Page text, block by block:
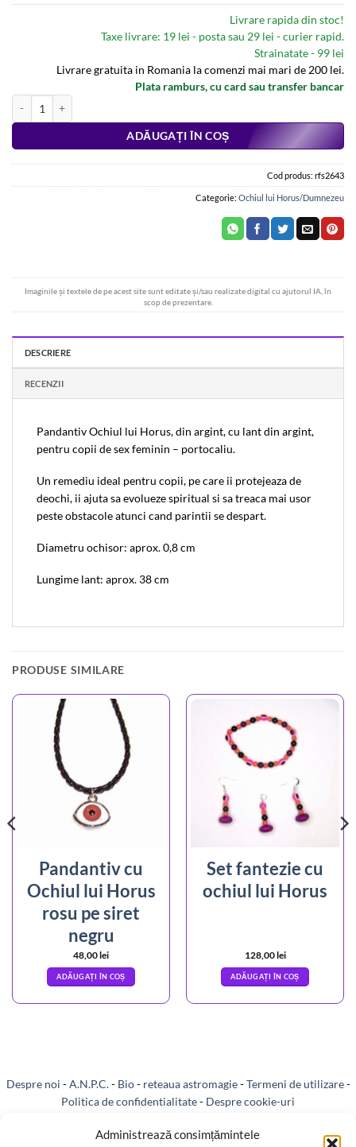
Administrează consimțămintele
Livrare rapida din stoc!
Taxe livrare: 19 lei - posta sau 29 lei - curier rapid.
Strainatate - 99 lei
Livrare gratuita in Romania la comenzi mai mari de 200 lei.
Plata ramburs, cu card sau transfer bancar
ADĂUGAȚI ÎN COȘ
Cod produs: rfs2643
Categorie: Ochiul lui Horus/Dumnezeu
Imaginile și textele de pe acest site sunt editate și/sau realizate digital cu ajutorul IA, în
scop de prezentare.
DESCRIERE
RECENZII
Pandantiv Ochiul lui Horus, din argint, cu lant din argint,
pentru copii de sex feminin – portocaliu.
Un remediu ideal pentru copii, pe care ii protejeaza de
deochi, ii ajuta sa evolueze spiritual si sa treaca mai usor
peste obstacole atunci cand parintii se despart.
Diametru ochisor: aprox. 0,8 cm
Lungime lant: aprox. 38 cm
PRODUSE SIMILARE
Pandantiv cu
Ochiul lui Horus
rosu pe siret
negru
48,00lei
ADĂUGAȚI ÎN COȘ
Set fantezie cu
ochiul lui Horus
128,00lei
ADĂUGAȚI ÎN COȘ
Despre noi -A.N.P.C.- Bio- reteaua astromagie-Termeni de utilizare-
Politica de confidentialitate- Despre cookie-uri
Reclamatii si retur-Politica de rezolvare a reclamatiilor